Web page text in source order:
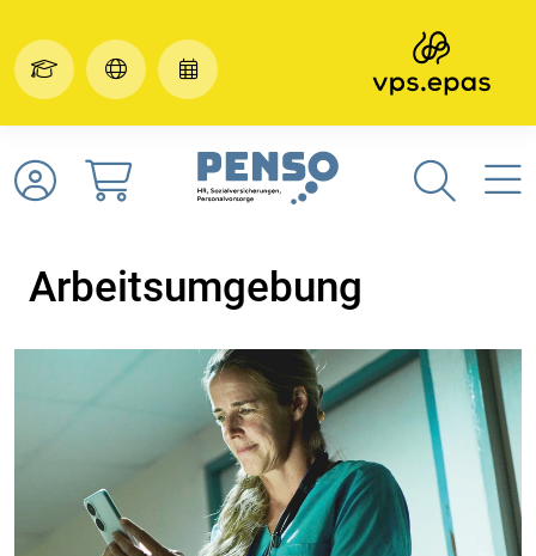
Arbeitsumgebung